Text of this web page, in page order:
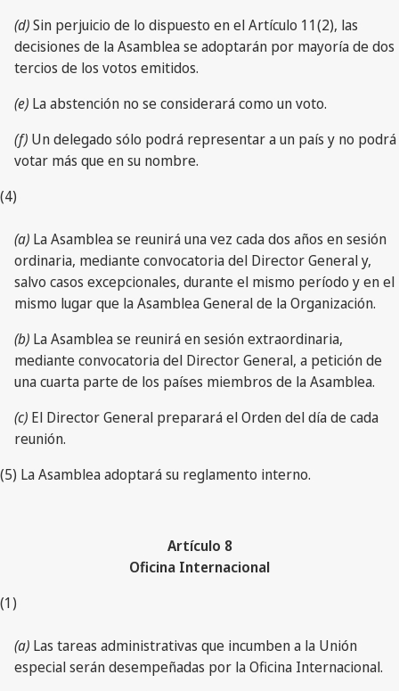
(d)Sin perjuicio de lo dispuesto en el Artículo 11(2), las
decisiones de la Asamblea se adoptarán por mayoría de dos
tercios de los votos emitidos.
(e) La abstención no se considerará como un voto.
(f) Un delegado sólo podrá representar a un país y no podrá
votar más que en su nombre.
(4)
(a) La Asamblea se reunirá una vez cada dos años en sesión
ordinaria, mediante convocatoria del Director General y,
salvo casos excepcionales, durante el mismo período y en el
mismo lugar que la Asamblea General de la Organización.
(b) La Asamblea se reunirá en sesión extraordinaria,
mediante convocatoria del Director General, a petición de
una cuarta parte de los países miembros de la Asamblea.
(c) El Director General preparará el Orden del día de cada
reunión.
(5) La Asamblea adoptará su reglamento interno.
Artículo 8
Oficina Internacional
(1)
(a) Las tareas administrativas que incumben a la Unión
especial serán desempeñadas por la Oficina Internacional.